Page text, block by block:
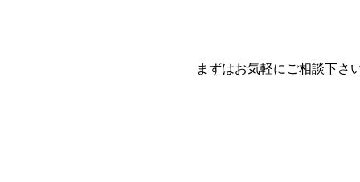
まずはお気軽にご相談下さ